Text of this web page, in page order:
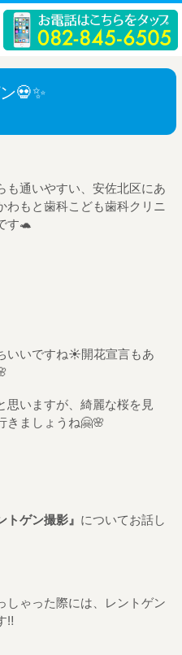
💀✨
も通いやすい、安佐北区にあ
わもと歯科こども歯科クリニ
す🐢
いいですね☀️開花宣言もあ
思いますが、綺麗な桜を見
きましょうね🤗🌸
トゲン撮影』 についてお話し
しゃった際には、レントゲン
‼️